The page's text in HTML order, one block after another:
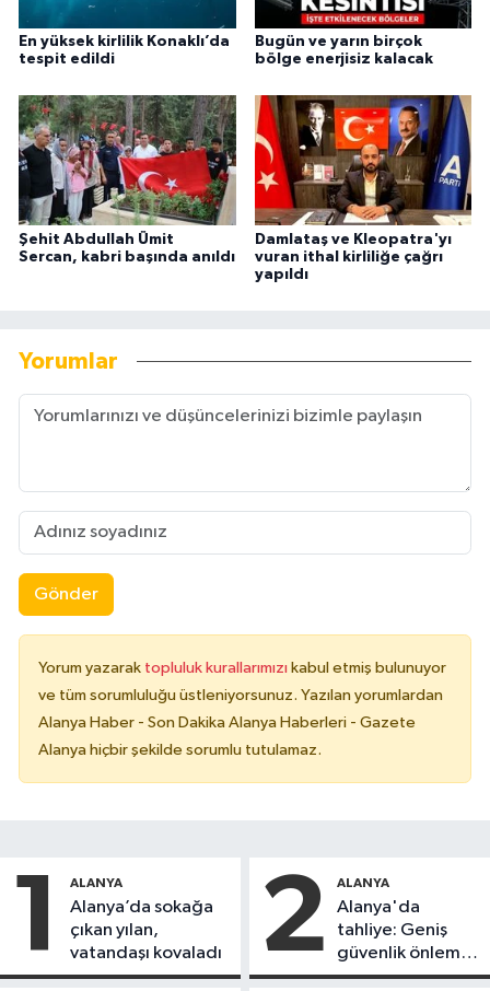
En yüksek kirlilik Konaklı’da
tespit edildi
Bugün ve yarın birçok
bölge enerjisiz kalacak
Şehit Abdullah Ümit
Sercan, kabri başında anıldı
Damlataş ve Kleopatra'yı
vuran ithal kirliliğe çağrı
yapıldı
Yorumlar
Gönder
Yorum yazarak topluluk kurallarımızı kabul etmiş bulunuyor
ve tüm sorumluluğu üstleniyorsunuz. Yazılan yorumlardan
Alanya Haber - Son Dakika Alanya Haberleri - Gazete
Alanya hiçbir şekilde sorumlu tutulamaz.
1 ALANYA
Alanya’da sokağa
çıkan yılan,
vatandaşı kovaladı
2 ALANYA
Alanya'da
tahliye: Geniş
güvenlik önlemi
alındı